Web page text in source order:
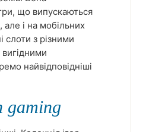
що випускаються
і на мобільних
слоти з різними
найвідповідніші
gaming